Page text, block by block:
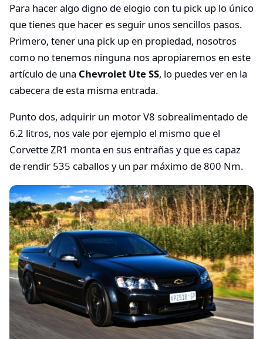
Para hacer algo digno de elogio con tu pick up lo único
que tienes que hacer es seguir unos sencillos pasos.
Primero, tener una pick up en propiedad, nosotros
como no tenemos ninguna nos apropiaremos en este
artículo de una Chevrolet Ute SS, lo puedes ver en la
cabecera de esta misma entrada.
Punto dos, adquirir un motor V8 sobrealimentado de
6.2 litros, nos vale por ejemplo el mismo que el
Corvette ZR1 monta en sus entrañas y que es capaz
de rendir 535 caballos y un par máximo de 800 Nm.